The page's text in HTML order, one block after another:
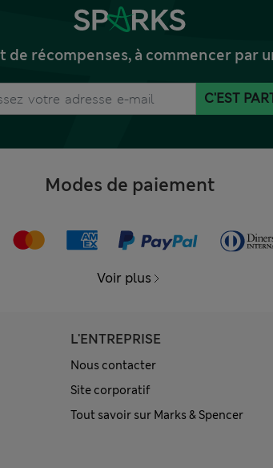
récompenses, à commencer par
C'EST
Modes de paiement
Voir plus
L'ENTREPRISE
Nous contacter
Site corporatif
Tout savoir sur Marks & Spencer